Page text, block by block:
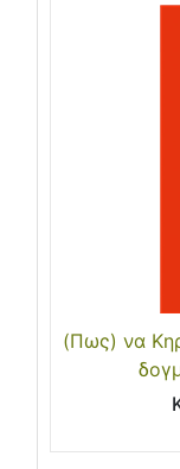
(Πως) να